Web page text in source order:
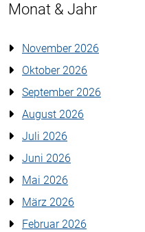
Monat & Jahr
November 2026
Oktober 2026
September 2026
August 2026
Juli 2026
Juni 2026
Mai 2026
März 2026
Februar 2026